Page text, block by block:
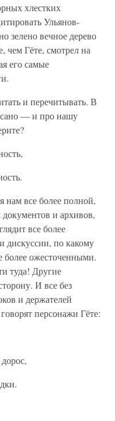
хлестких
Ульянов-
зелено вечное дерево
Гёте, смотрел на
его самые
и перечитывать. В
— и про нашу
нам все более полной,
и архивов,
все более
по какому
более ожесточенными.
туда! Другие
И все без
и держателей
персонажи Гёте: